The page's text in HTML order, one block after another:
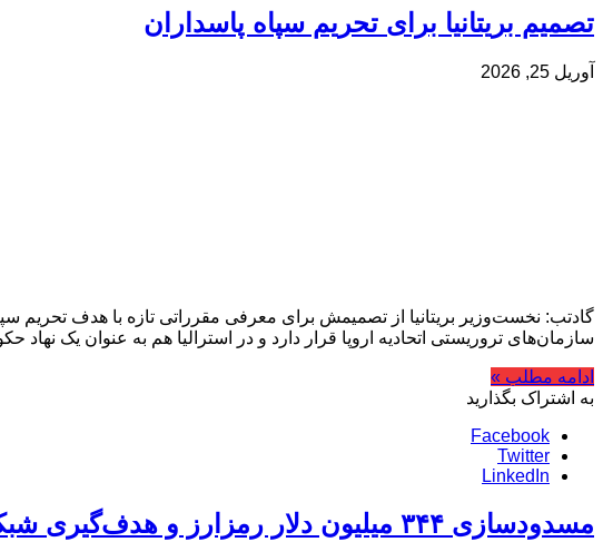
تصمیم بریتانیا برای تحریم سپاه پاسداران
آوریل 25, 2026
گادتب: نخست‌وزیر بریتانیا از تصمیمش برای معرفی مقرراتی تازه با هدف تحریم
سازمان‌های تروریستی اتحادیه اروپا قرار دارد و در استرالیا هم به عنوان یک
ادامه مطلب »
به اشتراک بگذارید
Facebook
Twitter
LinkedIn
مسدودسازی ۳۴۴ میلیون دلار رمزارز و هدف‌گیری شبکه‌های مالی ایران